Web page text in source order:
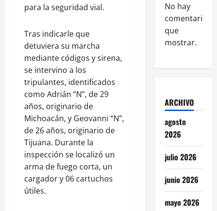
para la seguridad vial.
Tras indicarle que
detuviera su marcha
mediante códigos y sirena,
se intervino a los
tripulantes, identificados
como Adrián “N”, de 29
años, originario de
Michoacán, y Geovanni “N”,
de 26 años, originario de
Tijuana. Durante la
inspección se localizó un
arma de fuego corta, un
cargador y 06 cartuchos
útiles.
No hay
comentarios
que
mostrar.
ARCHIVO
agosto
2026
julio 2026
junio 2026
mayo 2026